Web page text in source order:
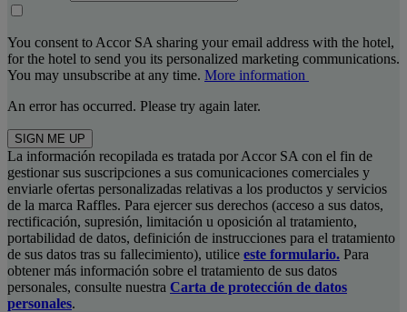
You consent to Accor SA sharing your email address with the hotel,
for the hotel to send you its personalized marketing communications.
You may unsubscribe at any time. More information
An error has occurred. Please try again later.
SIGN ME UP
La información recopilada es tratada por Accor SA con el fin de
gestionar sus suscripciones a sus comunicaciones comerciales y
enviarle ofertas personalizadas relativas a los productos y servicios
de la marca Raffles. Para ejercer sus derechos (acceso a sus datos,
rectificación, supresión, limitación u oposición al tratamiento,
portabilidad de datos, definición de instrucciones para el tratamiento
de sus datos tras su fallecimiento), utilice este formulario. Para
obtener más información sobre el tratamiento de sus datos
personales, consulte nuestra Carta de protección de datos
personales.